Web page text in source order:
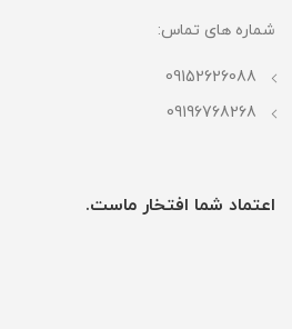
شماره های تماس:
09152626088
09196768268
اعتماد شما افتخار ماست.